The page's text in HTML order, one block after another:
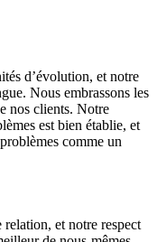
d’évolution, et notre
Nous embrassons les
nos clients. Notre
est bien établie, et
comme un
et notre respect